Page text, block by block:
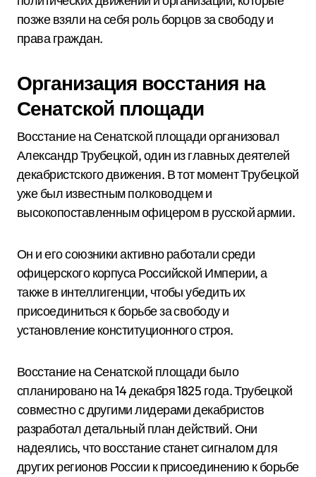
позже взяли на себя роль борцов за свободу и
права граждан.
Организация восстания на
Сенатской площади
Восстание на Сенатской площади организовал
Александр Трубецкой, один из главных деятелей
декабристского движения. В тот момент Трубецкой
уже был известным полководцем и
высокопоставленным офицером в русской армии.
Он и его союзники активно работали среди
офицерского корпуса Российской Империи, а
также в интеллигенции, чтобы убедить их
присоединиться к борьбе за свободу и
установление конституционного строя.
Восстание на Сенатской площади было
спланировано на 14 декабря 1825 года. Трубецкой
совместно с другими лидерами декабристов
разработал детальный план действий. Они
надеялись, что восстание станет сигналом для
других регионов России к присоединению к борьбе